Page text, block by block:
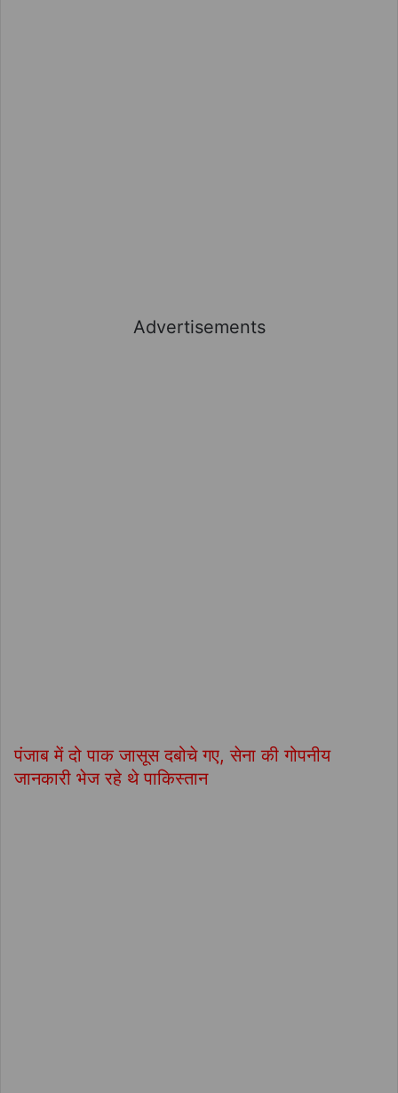
Advertisements
पंजाब में दो पाक जासूस दबोचे गए, सेना की गोपनीय
जानकारी भेज रहे थे पाकिस्तान